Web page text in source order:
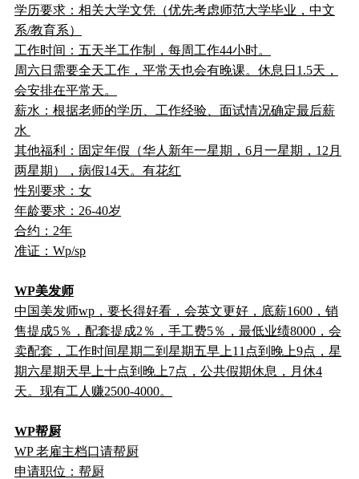
学历要求：相关大学文凭（优先考虑师范大学毕业，中文
系/教育系）
工作时间：五天半工作制，每周工作44小时。
周六日需要全天工作，平常天也会有晚课。休息日1.5天，
会安排在平常天。
薪水：根据老师的学历、工作经验、面试情况确定最后薪
水
其他福利：固定年假（华人新年一星期，6月一星期，12月
两星期），病假14天。有花红
性别要求：女
年龄要求：26-40岁
合约：2年
准证：Wp/sp
WP美发师
中国美发师wp，要长得好看，会英文更好，底薪1600，销
售提成5％，配套提成2％，手工费5％，最低业绩8000，会
卖配套，工作时间星期二到星期五早上11点到晚上9点，星
期六星期天早上十点到晚上7点，公共假期休息，月休4
天。现有工人赚2500-4000。
WP帮厨
WP 老雇主档口请帮厨
申请职位：帮厨